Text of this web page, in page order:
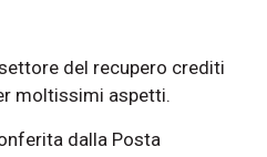
del recupero crediti
moltissimi aspetti.
dalla Posta